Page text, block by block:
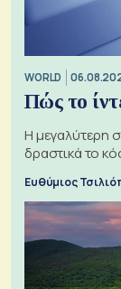
WORLD
Πώς το
Η μεγαλύτερη
δραστικά το
Ευθύμιος